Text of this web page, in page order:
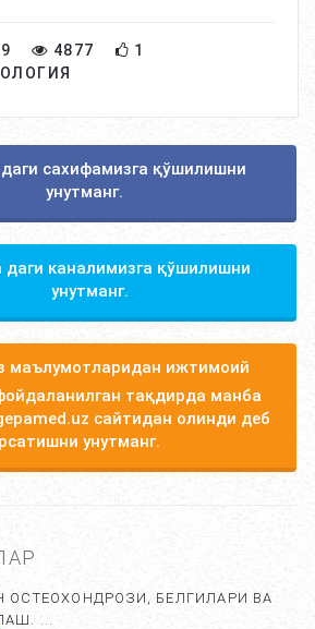
4877
1
сахифамизга қўшилишни
унутманг.
даги каналимизга қўшилишни
унутманг.
маълумотларидан ижтимоий
тақдирда манба
сайтидан олинди деб
унутманг.
ОСТЕОХОНДРОЗИ, БЕЛГИЛАРИ ВА
...